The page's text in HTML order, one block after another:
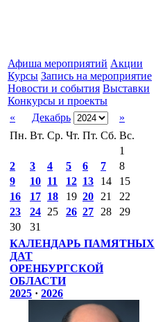
Афиша мероприятий Акции
Курсы Запись на мероприятие
Новости и события Выставки
Конкурсы и проекты
«
Декабрь
»
Пн. Вт. Ср. Чт. Пт. Сб. Вс.
1
2
3 4 5 6 7
8
9
10 11 12 13 14
15
16
17 18 19 20 21
22
23
24 25 26 27 28
29
30
31
КАЛЕНДАРЬ ПАМЯТНЫХ
ДАТ
ОРЕНБУРГСКОЙ
ОБЛАСТИ
2025 · 2026